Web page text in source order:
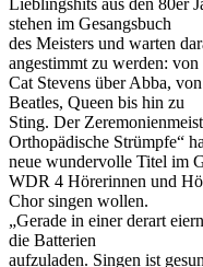
stehen im Gesangsbuch
des Meisters und warten
angestimmt zu werden: von
Cat Stevens über Abba,
Beatles, Queen bis hin zu
Sting. Der
Orthopädische Strümpfe“
neue wundervolle Titel im
WDR 4 Hörerinnen und
Chor singen wollen.
„Gerade in einer derart
die Batterien
aufzuladen. Singen ist